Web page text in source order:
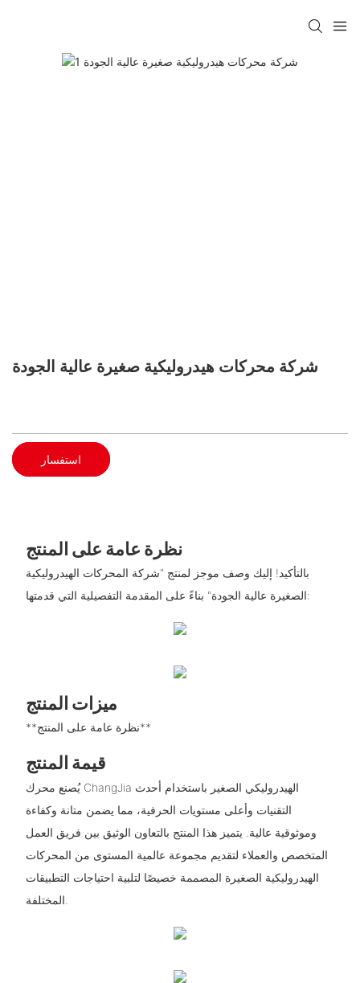
شركة محركات هيدروليكية صغيرة عالية الجودة
استفسار
نظرة عامة على المنتج
بالتأكيد! إليك وصف موجز لمنتج "شركة المحركات الهيدروليكية
الصغيرة عالية الجودة" بناءً على المقدمة التفصيلية التي قدمتها:
ميزات المنتج
**نظرة عامة على المنتج**
قيمة المنتج
يُصنع محرك ChangJia الهيدروليكي الصغير باستخدام أحدث
التقنيات وأعلى مستويات الحرفية، مما يضمن متانة وكفاءة
وموثوقية عالية. يتميز هذا المنتج بالتعاون الوثيق بين فريق العمل
المتخصص والعملاء لتقديم مجموعة عالمية المستوى من المحركات
الهيدروليكية الصغيرة المصممة خصيصًا لتلبية احتياجات التطبيقات